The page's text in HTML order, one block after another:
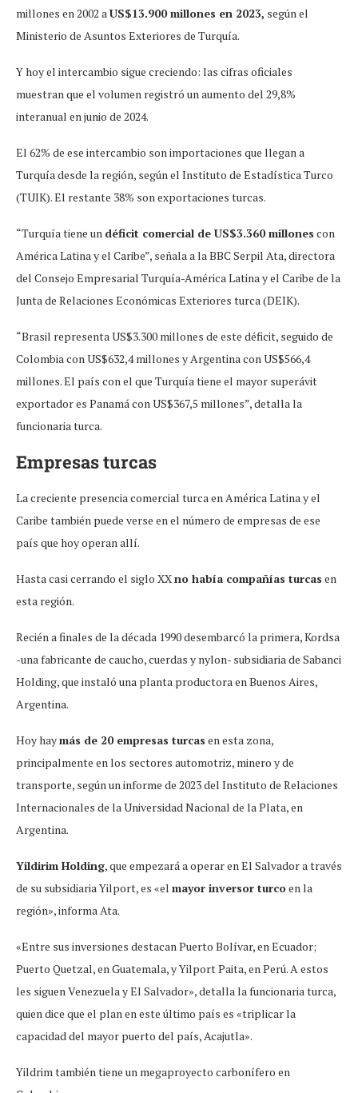
millones en 2002 aUS$13.900 millones en 2023, según el
Ministerio de Asuntos Exteriores de Turquía.
Y hoy el intercambio sigue creciendo: las cifras oficiales
muestran que el volumen registró un aumento del 29,8%
interanual en junio de 2024.
El 62% de ese intercambio son importaciones que llegan a
Turquía desde la región, según el Instituto de Estadística Turco
(TUIK). El restante 38% son exportaciones turcas.
“Turquía tiene un déficit comercial de US$3.360 millones con
América Latina y el Caribe”, señala a la BBC Serpil Ata, directora
del Consejo Empresarial Turquía-América Latina y el Caribe de la
Junta de Relaciones Económicas Exteriores turca (DEIK).
“Brasil representa US$3.300 millones de este déficit, seguido de
Colombia con US$632,4 millones y Argentina con US$566,4
millones. El país con el que Turquía tiene el mayor superávit
exportador es Panamá con US$367,5 millones”, detalla la
funcionaria turca.
Empresas turcas
La creciente presencia comercial turca en América Latina y el
Caribe también puede verse en el número de empresas de ese
país que hoy operan allí.
Hasta casi cerrando el siglo XXno había compañías turcas en
esta región.
Recién a finales de la década 1990 desembarcó la primera, Kordsa
-una fabricante de caucho, cuerdas y nylon- subsidiaria de Sabanci
Holding, que instaló una planta productora en Buenos Aires,
Argentina.
Hoy haymás de 20 empresas turcas en esta zona,
principalmente en los sectores automotriz, minero y de
transporte, según un informe de 2023 del Instituto de Relaciones
Internacionales de la Universidad Nacional de la Plata, en
Argentina.
Yildirim Holding, que empezará a operar en El Salvador a través
de su subsidiaria Yilport, es «el mayor inversor turcoen la
región», informa Ata.
«Entre sus inversiones destacan Puerto Bolívar, en Ecuador;
Puerto Quetzal, en Guatemala, y Yilport Paita, en Perú. A estos
les siguen Venezuela y El Salvador», detalla la funcionaria turca,
quien dice que el plan en este último país es «triplicar la
capacidad del mayor puerto del país, Acajutla».
Yildrim también tiene un megaproyecto carbonífero en